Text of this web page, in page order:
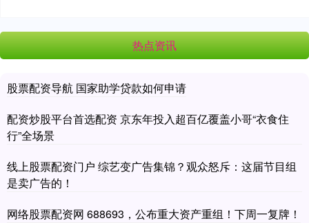
热点资讯
股票配资导航 国家助学贷款如何申请
配资炒股平台首选配资 京东年投入超百亿覆盖小哥“衣食住
行”全场景
线上股票配资门户 综艺变广告集锦？观众怒斥：这届节目组
是卖广告的！
网络股票配资网 688693，公布重大资产重组！下周一复牌！